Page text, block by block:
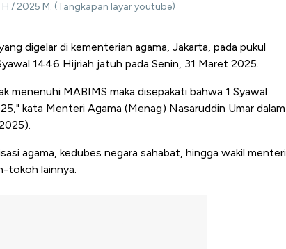
/ 2025 M. (Tangkapan layar youtube)
digelar di kementerian agama, Jakarta, pada pukul
1446 Hijriah jatuh pada Senin, 31 Maret 2025.
menenuhi MABIMS maka disepakati bahwa 1 Syawal
" kata Menteri Agama (Menag) Nasaruddin Umar dalam
agama, kedubes negara sahabat, hingga wakil menteri
tokoh lainnya.